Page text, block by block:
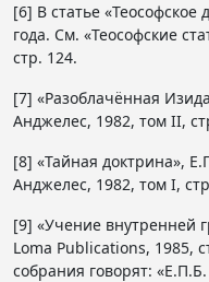
[6] В статье «Теософское
года. См. «Теософские
стр. 124.
[7] «Разоблачённая
Анджелес, 1982, том II,
[8] «Тайная доктрина»,
Анджелес, 1982, том I,
[9] «Учение внутренней
Loma Publications, 1985,
собрания говорят: